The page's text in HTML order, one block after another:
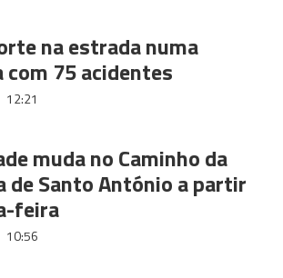
na estrada numa
com 75 acidentes
12:21
muda no Caminho da
de Santo António a partir
feira
10:56